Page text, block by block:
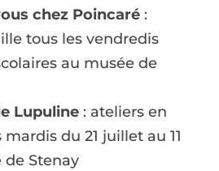
chez Poincaré:
tous les vendredis
au musée de
Lupuline : ateliers en
du 21 juillet au 11
de Stenay